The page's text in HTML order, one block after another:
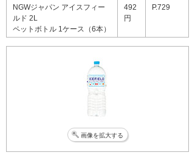
NGWジャパン アイスフィー
ルド 2L
ペットボトル 1ケース（6本）
492
円
P.729
画像を拡大する